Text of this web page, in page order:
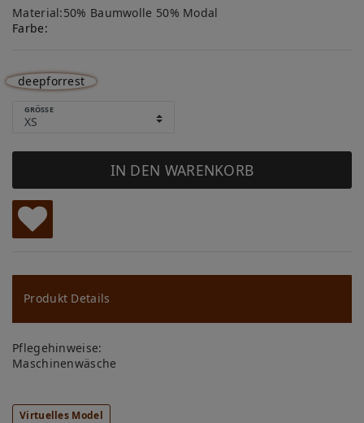
Material:50% Baumwolle 50% Modal
Farbe:
deepforrest
GRÖSSE
IN DEN WARENKORB
W
u
ns
ch
lis
te
Produkt Details
Pflegehinweise:
Maschinenwäsche
Virtuelles Model